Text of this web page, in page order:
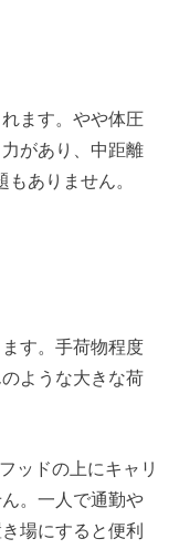
ます。やや体圧
があり、中距離
もありません。
す。手荷物程度
ような大きな荷
ッドの上にキャリ
。一人で通勤や
場にすると便利